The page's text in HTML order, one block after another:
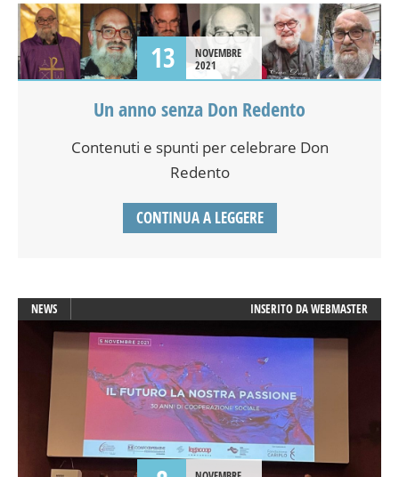
13
NOVEMBRE
2021
Un anno senza Don Redento
Contenuti e spunti per celebrare Don
Redento
CONTINUA A LEGGERE
NEWS INSERITO DAWEBMASTER